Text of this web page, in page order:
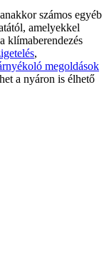
számos egyéb
amelyekkel
klímaberendezés
,
megoldások
a nyáron is élhető